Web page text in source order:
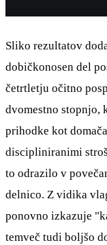
Sliko rezultatov
dobičkonosen del
četrtletju očitno
dvomestno stopnjo,
prihodke kot
discipliniranimi
to odrazilo v
delnico. Z vidika
ponovno izkazuje
temveč tudi boljšo